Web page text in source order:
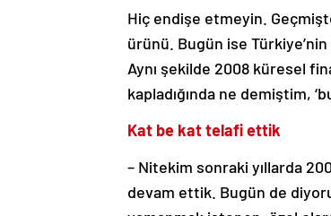
Hiç endişe etmeyin.
ürünü. Bugün ise
Aynı şekilde 2008 küresel
kapladığında ne demiştim,
Kat be kat telafi ettik
– Nitekim sonraki yıllarda
devam ettik. Bugün de